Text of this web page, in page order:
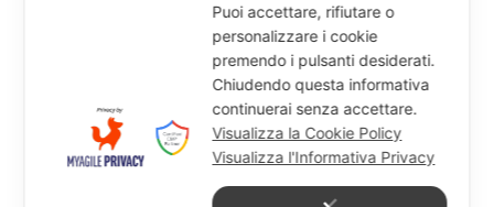
40050 Funo di Argelato (BO) - Italy
info@miragesrl.com
+39 051 8651711
Puoi accettare, rifiutare o
personalizzare i cookie
premendo i pulsanti desiderati.
Chiudendo questa informativa
continuerai senza accettare.
Visualizza la Cookie Policy
Visualizza l'Informativa Privacy